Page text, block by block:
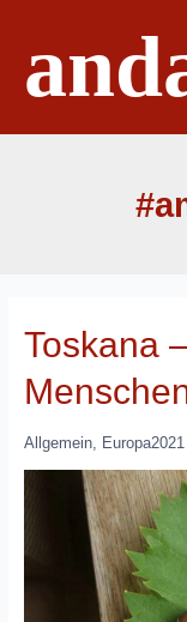
springen
Toskana
Allgemein, Europa2021